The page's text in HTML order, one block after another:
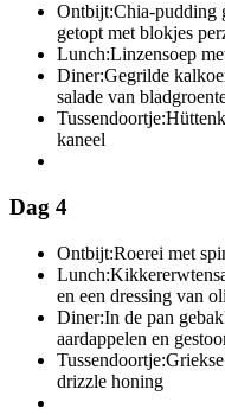
Ontbijt:Chia-pudding
getopt met blokjes
Lunch:Linzensoep
Diner:Gegrilde
salade van
Tussendoortje:
kaneel
Dag 4
Ontbijt:Roerei met
Lunch:
en een dressing van
Diner:In de pan
aardappelen en
Tussendoortje:
drizzle honing